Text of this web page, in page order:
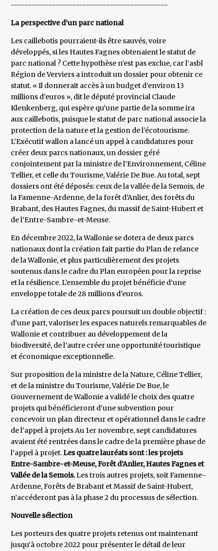
----------------------------------------------
La perspective d’un parc national
Les caillebotis pourraient-ils être sauvés, voire
développés, si les Hautes Fagnes obtenaient le statut de
parc national ? Cette hypothèse n’est pas exclue, car l’asbl
Région de Verviers a introduit un dossier pour obtenir ce
statut. « Il donnerait accès à un budget d’environ 13
millions d’euros », dit le député provincial Claude
Klenkenberg, qui espère qu’une partie de la somme ira
aux caillebotis, puisque le statut de parc national associe la
protection de la nature et la gestion de l’écotourisme.
L’Exécutif wallon a lancé un appel à candidatures pour
créer deux parcs nationaux, un dossier géré
conjointement par la ministre de l’Environnement, Céline
Tellier, et celle du Tourisme, Valérie De Bue. Au total, sept
dossiers ont été déposés: ceux de la vallée de la Semois, de
la Famenne-Ardenne, de la forêt d’Anlier, des forêts du
Brabant, des Hautes Fagnes, du massif de Saint-Hubert et
de l’Entre-Sambre-et-Meuse.
En décembre 2022, la Wallonie se dotera de deux parcs
nationaux dont la création fait partie du Plan de relance
de la Wallonie, et plus particulièrement des projets
soutenus dans le cadre du Plan européen pour la reprise
et la résilience. L’ensemble du projet bénéficie d’une
enveloppe totale de 28 millions d’euros.
La création de ces deux parcs poursuit un double objectif :
d’une part, valoriser les espaces naturels remarquables de
Wallonie et contribuer au développement de la
biodiversité, de l’autre créer une opportunité touristique
et économique exceptionnelle.
Sur proposition de la ministre de la Nature, Céline Tellier,
et de la ministre du Tourisme, Valérie De Bue, le
Gouvernement de Wallonie a validé le choix des quatre
projets qui bénéficieront d’une subvention pour
concevoir un plan directeur et opérationnel dans le cadre
de l’appel à projets Au 1er novembre, sept candidatures
avaient été rentrées dans le cadre de la première phase de
l’appel à projet.Les quatre lauréats sont : les projets
Entre-Sambre-et-Meuse, Forêt d’Anlier, Hautes Fagnes et
Vallée de la Semois.Les trois autres projets, soit Famenne-
Ardenne, Forêts de Brabant et Massif de Saint-Hubert,
n’accéderont pas à la phase 2 du processus de sélection.
Nouvelle sélection
Les porteurs des quatre projets retenus ont maintenant
jusqu’à octobre 2022 pour présenter le détail de leur